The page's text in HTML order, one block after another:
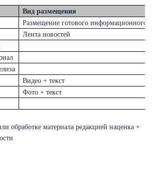
Вид размещения
Размещение готового информационного
Лента новостей
Видео + текст
Фото + текст
обработке материала редакцией наценка +